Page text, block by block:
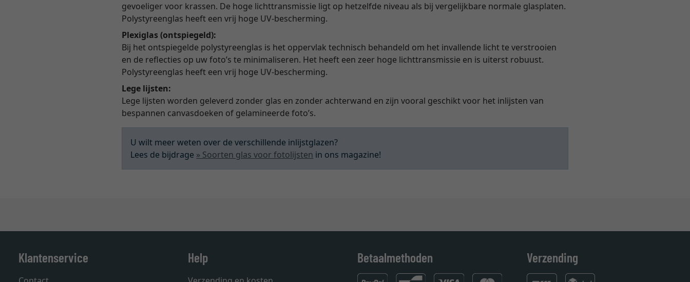
gevoeliger voor krassen. De hoge lichttransmissie ligt op hetzelfde niveau als bij vergelijkbare normale glasplaten.
Polystyreenglas heeft een vrij hoge UV-bescherming.
Plexiglas (ontspiegeld):
Bij het ontspiegelde polystyreenglas is het oppervlak technisch behandeld om het invallende licht te verstrooien
en de reflecties op uw foto’s te minimaliseren. Het heeft een zeer hoge lichttransmissie en is uiterst robuust.
Polystyreenglas heeft een vrij hoge UV-bescherming.
Lege lijsten:
Lege lijsten worden geleverd zonder glas en zonder achterwand en zijn vooral geschikt voor het inlijsten van
bespannen canvasdoeken of gelamineerde foto’s.
U wilt meer weten over de verschillende inlijstglazen?
Lees de bijdrage » Soorten glas voor fotolijsten in ons magazine!
Klantenservice Help Betaalmethoden Verzending